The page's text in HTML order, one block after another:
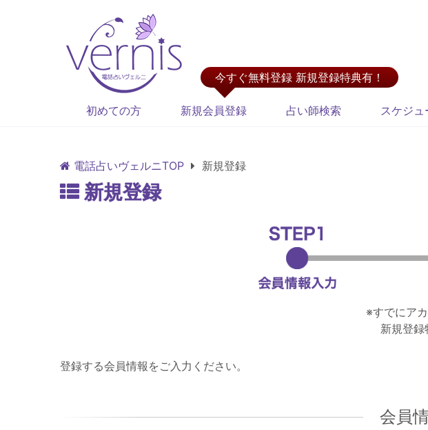
今すぐ無料登録 新規登録特典有！
初めての方 新規会員登録 占い師検索 スケジュ
電話占いヴェルニTOP 新規登録
新規登録
※すでにア
新規登録
登録する会員情報をご入力ください。
会員